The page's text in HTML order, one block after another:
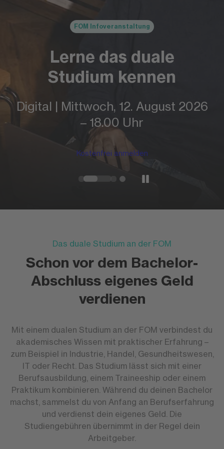
FOM Infoveranstaltung
Lerne das duale
Studium kennen
Digital | Mittwoch, 12. August 2026
– 18.00 Uhr
Kostenfrei anmelden
Das duale Studium an der FOM
Schon vor dem Bachelor-
Abschluss eigenes Geld
verdienen
Mit einem dualen Studium an der FOM verbindest du
akademisches Wissen mit praktischer Erfahrung –
zum Beispiel in Industrie, Handel, Gesundheitswesen,
IT oder Recht. Das Studium lässt sich mit einer
Berufsausbildung, einem Traineeship oder einem
Praktikum kombinieren. Während du deinen Bachelor
machst, sammelst du von Anfang an Berufserfahrung
und verdienst dein eigenes Geld. Die
Studiengebühren übernimmt in der Regel dein
Arbeitgeber.